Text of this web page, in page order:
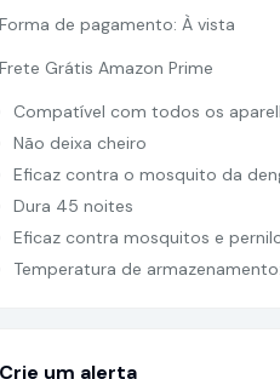
Forma de pagamento: À vista
Frete Grátis Amazon Prime
Compatível com todos os
Não deixa cheiro
Eficaz contra o mosquito da
Dura 45 noites
Eficaz contra mosquitos e
Temperatura de
Crie um alerta